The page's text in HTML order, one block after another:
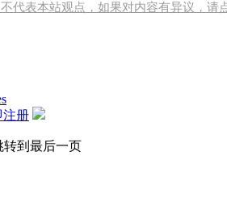
代表本站观点，如果对内容有异议，请
注册
转到最后一页